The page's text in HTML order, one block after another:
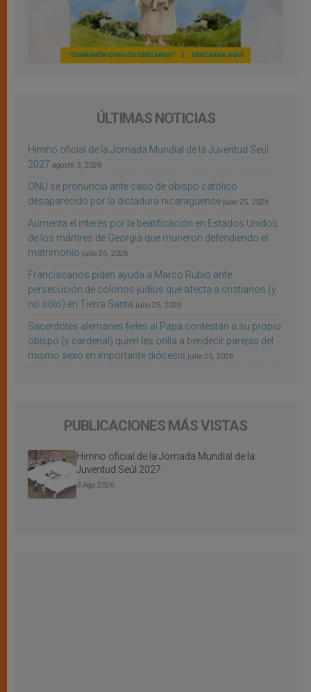
ÚLTIMAS NOTICIAS
Himno oficial de la Jornada Mundial de la Juventud Seúl
2027 agosto 3, 2026
ONU se pronuncia ante caso de obispo católico
desaparecido por la dictadura nicaragüense julio 25, 2026
Aumenta el interés por la beatificación en Estados Unidos
de los mártires de Georgia que murieron defendiendo el
matrimonio julio 25, 2026
Franciscanos piden ayuda a Marco Rubio ante
persecución de colonos judíos que afecta a cristianos (y
no sólo) en Tierra Santa julio 25, 2026
Sacerdotes alemanes fieles al Papa contestan a su propio
obispo (y cardenal) quien les orilla a bendecir parejas del
mismo sexo en importante diócesis julio 25, 2026
PUBLICACIONES MÁS VISTAS
Himno oficial de la Jornada Mundial de la
Juventud Seúl 2027
3 Ago 2026